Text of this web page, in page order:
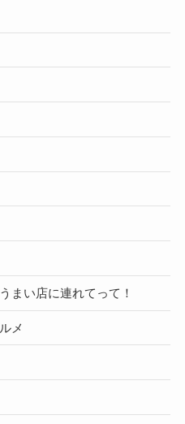
まい店に連れてって！
メ